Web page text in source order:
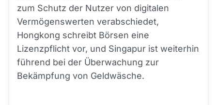
zum Schutz der Nutzer von digitalen
Vermögenswerten verabschiedet,
Hongkong schreibt Börsen eine
Lizenzpflicht vor, und Singapur ist weiterhin
führend bei der Überwachung zur
Bekämpfung von Geldwäsche.